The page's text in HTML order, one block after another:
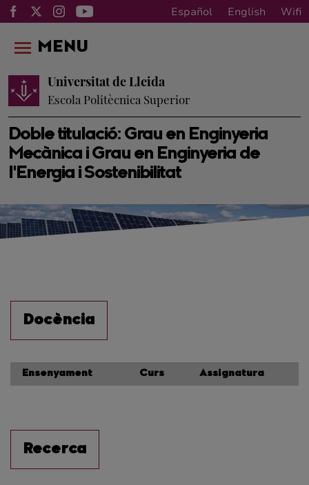
Español English Wifi
Doble titulació: Grau en Enginyeria
Mecànica i Grau en Enginyeria de
l'Energia i Sostenibilitat
Universitat de Lleida
Escola Politècnica Superior
MENU
Docència
Ensenyament Curs Assignatura
Recerca